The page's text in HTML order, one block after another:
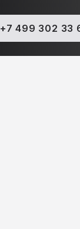
+7 499 302 33